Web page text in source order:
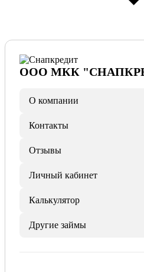
ООО МКК
О компании
Контакты
Отзывы
Личный кабинет
Калькулятор
Другие займы